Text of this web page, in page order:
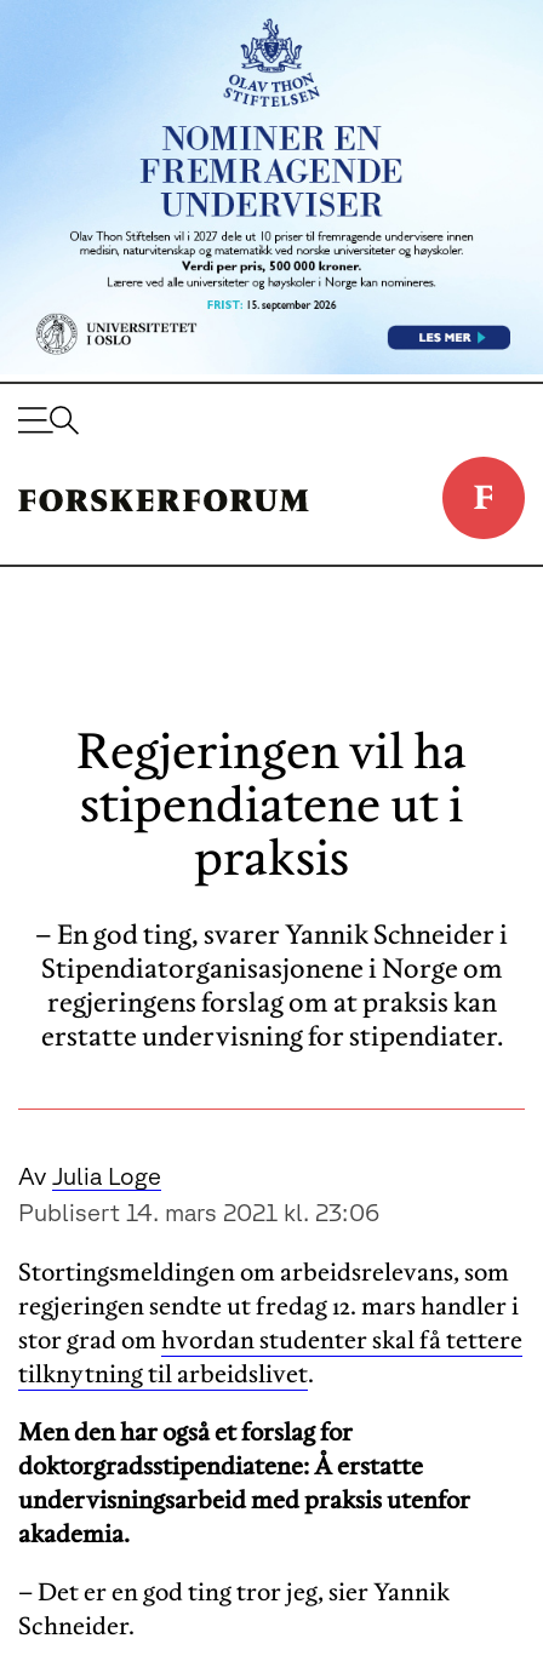
Regjeringen vil ha
stipendiatene ut i
praksis
– En god ting, svarer Yannik Schneider i
Stipendiatorganisasjonene i Norge om
regjeringens forslag om at praksis kan
erstatte undervisning for stipendiater.
Av Julia Loge
Publisert 14. mars 2021 kl. 23:06
Stortingsmeldingen om arbeidsrelevans, som
regjeringen sendte ut fredag 12. mars handler i
stor grad omhvordan studenter skal få tettere
tilknytning til arbeidslivet.
Men den har også et forslag for
doktorgradsstipendiatene: Å erstatte
undervisningsarbeid med praksis utenfor
akademia.
– Det er en god ting tror jeg, sier Yannik
Schneider.